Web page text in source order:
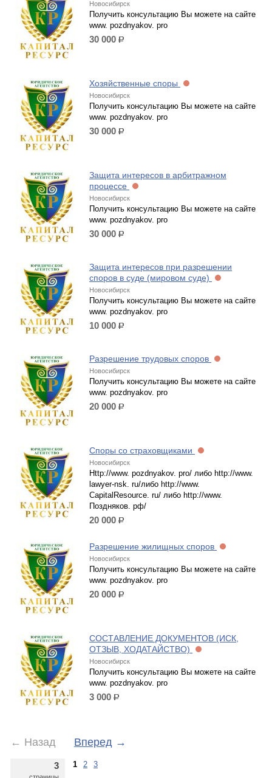
Новосибирск
Получить консультацию Вы можете на сайте
www. pozdnyakov. pro
30 000 р.
Хозяйственные споры
Новосибирск
Получить консультацию Вы можете на сайте
www. pozdnyakov. pro
30 000 р.
Защита интересов в арбитражном
процессе
Новосибирск
Получить консультацию Вы можете на сайте
www. pozdnyakov. pro
30 000 р.
Защита интересов при разрешении
споров в суде (мировом суде)
Новосибирск
Получить консультацию Вы можете на сайте
www. pozdnyakov. pro
10 000 р.
Разрешение трудовых споров
Новосибирск
Получить консультацию Вы можете на сайте
www. pozdnyakov. pro
20 000 р.
Споры со страховщиками
Новосибирск
Http://www. pozdnyakov. pro/ либо http://www.
lawyer-nsk. ru/либо http://www.
CapitalResource. ru/ либо http://www.
Поздняков. рф/
20 000 р.
Разрешение жилищных споров
Новосибирск
Получить консультацию Вы можете на сайте
www. pozdnyakov. pro
20 000 р.
СОСТАВЛЕНИЕ ДОКУМЕНТОВ (ИСК,
ОТЗЫВ, ХОДАТАЙСТВО)
Новосибирск
Получить консультацию Вы можете на сайте
www. pozdnyakov. pro
3 000 р.
← Назад Вперед →
3 1 2 3